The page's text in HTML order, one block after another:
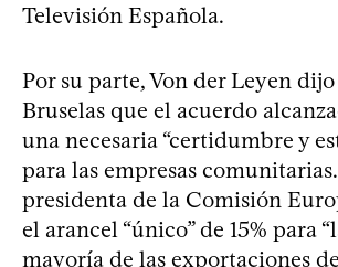
Televisión Española.
Por su parte, Von der Leyen
Bruselas que el acuerdo
una necesaria “certidumbre y
para las empresas
presidenta de la Comisión
el arancel “único” de 15% para
mayoría de las exportaciones